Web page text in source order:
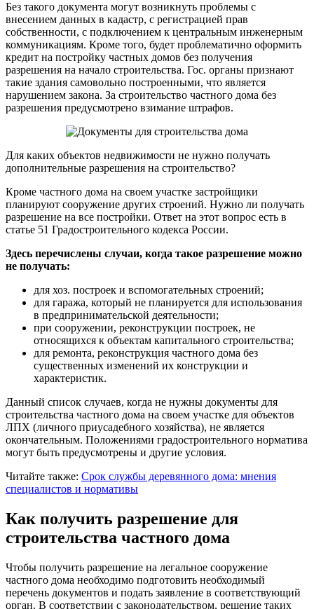
Без такого документа могут возникнуть проблемы с
внесением данных в кадастр, с регистрацией прав
собственности, с подключением к центральным инженерным
коммуникациям. Кроме того, будет проблематично оформить
кредит на постройку частных домов без получения
разрешения на начало строительства. Гос. органы признают
такие здания самовольно построенными, что является
нарушением закона. За строительство частного дома без
разрешения предусмотрено взимание штрафов.
Для каких объектов недвижимости не нужно получать
дополнительные разрешения на строительство?
Кроме частного дома на своем участке застройщики
планируют сооружение других строений. Нужно ли получать
разрешение на все постройки. Ответ на этот вопрос есть в
статье 51 Градостроительного кодекса России.
Здесь перечислены случаи, когда такое разрешение можно
не получать:
для хоз. построек и вспомогательных строений;
для гаража, который не планируется для использования
в предпринимательской деятельности;
при сооружении, реконструкции построек, не
относящихся к объектам капитального строительства;
для ремонта, реконструкция частного дома без
существенных изменений их конструкции и
характеристик.
Данный список случаев, когда не нужны документы для
строительства частного дома на своем участке для объектов
ЛПХ (личного приусадебного хозяйства), не является
окончательным. Положениями градостроительного норматива
могут быть предусмотрены и другие условия.
Читайте также: Срок службы деревянного дома: мнения
специалистов и нормативы
Как получить разрешение для
строительства частного дома
Чтобы получить разрешение на легальное сооружение
частного дома необходимо подготовить необходимый
перечень документов и подать заявление в соответствующий
орган. В соответствии с законодательством, решение таких